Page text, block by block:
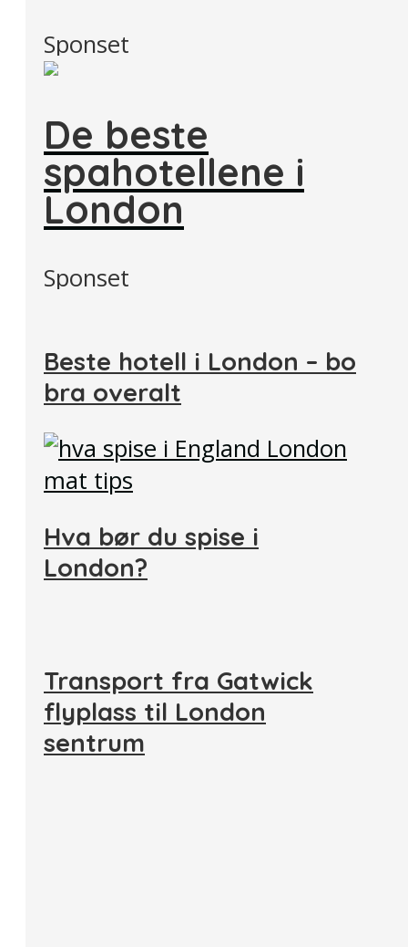
Sponset
De beste
spahotellene i
London
Sponset
Beste hotell i London – bo
bra overalt
Hva bør du spise i
London?
Transport fra Gatwick
flyplass til London
sentrum